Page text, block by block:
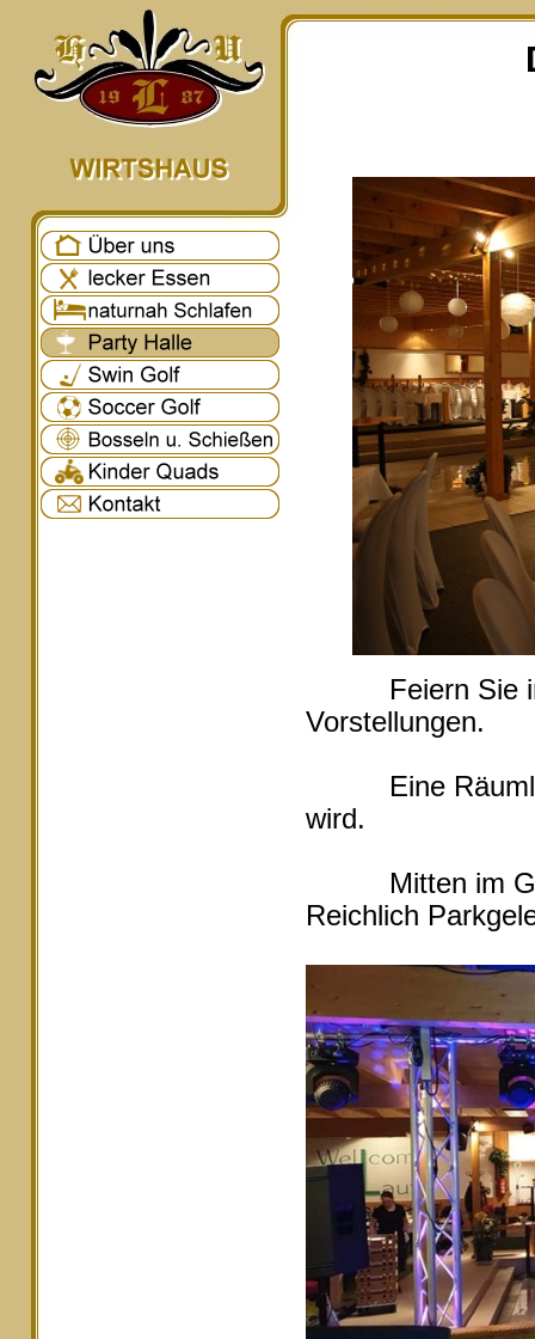
Feiern Sie in
Vorstellungen.
Eine
wird.
Mitten im
Reichlich